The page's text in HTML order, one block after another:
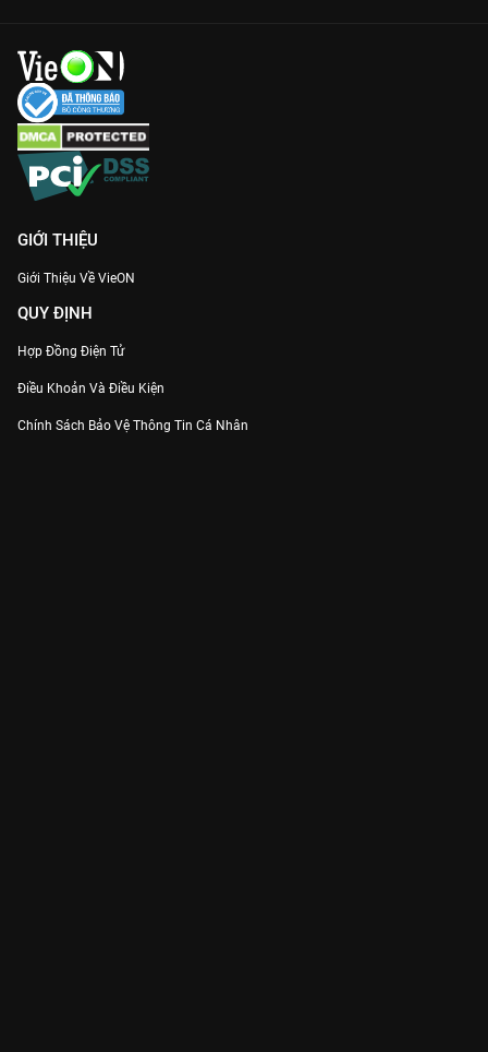
GIỚI THIỆU
Giới Thiệu Về VieON
QUY ĐỊNH
Hợp Đồng Điện Tử
Điều Khoản Và Điều Kiện
Chính Sách Bảo Vệ Thông Tin Cá Nhân